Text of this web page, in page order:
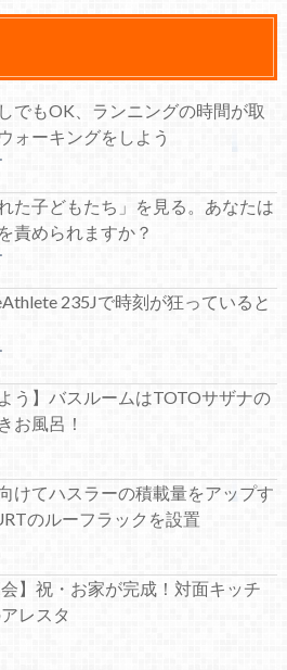
でもOK、ランニングの時間が取
ォーキングをしよう
た子どもたち」を見る。あなたは
責められますか？
235Jで時刻が狂っていると
う】バスルームはTOTOサザナの
お風呂！
けてハスラーの積載量をアップす
のルーフラックを設置
会】祝・お家が完成！対面キッチ
レスタ